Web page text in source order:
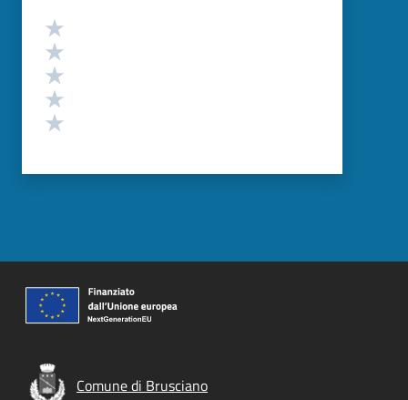
Valutazione
Comune di Brusciano